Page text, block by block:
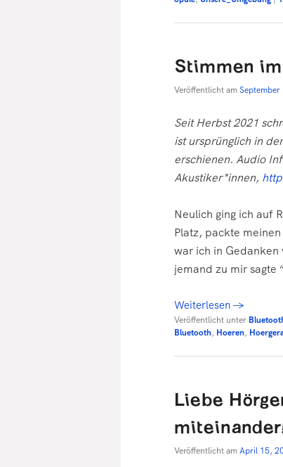
Stimmen
Veröffentlicht am
Seit Herbst 2021
ist ursprünglich in
erschienen. Audio
Akustiker*innen,
Neulich ging ich auf
Platz, packte
war ich in
jemand zu mir sagte
Weiterlesen →
Veröffentlicht unter
Bluetooth, Hoeren,
Liebe
Veröffentlicht amApril 15,